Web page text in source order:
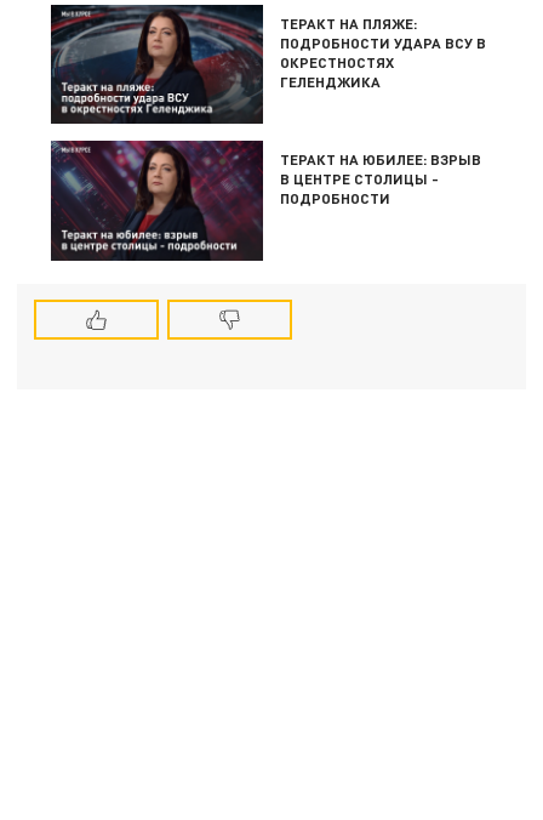
ТЕРАКТ НА ПЛЯЖЕ:
ПОДРОБНОСТИ УДАРА ВСУ В
ОКРЕСТНОСТЯХ
ГЕЛЕНДЖИКА
ТЕРАКТ НА ЮБИЛЕЕ: ВЗРЫВ
В ЦЕНТРЕ СТОЛИЦЫ -
ПОДРОБНОСТИ